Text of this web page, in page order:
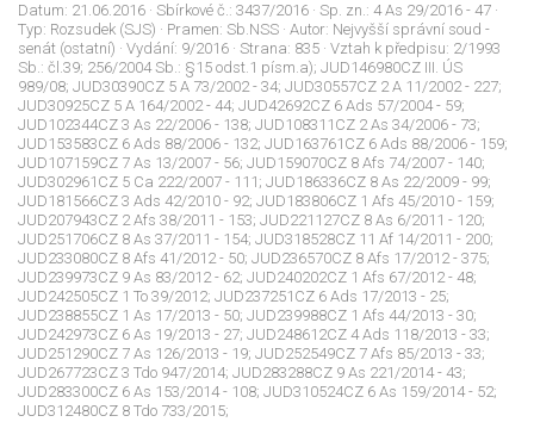
Datum: 21.06.2016 · Sbírkové č.: 3437/2016 · Sp. zn.: 4 As 29/2016 - 47 ·
Typ: Rozsudek (SJS) · Pramen: Sb.NSS · Autor: Nejvyšší správní soud -
senát (ostatní) · Vydání: 9/2016 · Strana: 835 · Vztah k předpisu: 2/1993
Sb.: čl.39; 256/2004 Sb.: §15 odst.1 písm.a); JUD146980CZ III. ÚS
989/08; JUD30390CZ 5 A 73/2002 - 34; JUD30557CZ 2 A 11/2002 - 227;
JUD30925CZ 5 A 164/2002 - 44; JUD42692CZ 6 Ads 57/2004 - 59;
JUD102344CZ 3 As 22/2006 - 138; JUD108311CZ 2 As 34/2006 - 73;
JUD153583CZ 6 Ads 88/2006 - 132; JUD163761CZ 6 Ads 88/2006 - 159;
JUD107159CZ 7 As 13/2007 - 56; JUD159070CZ 8 Afs 74/2007 - 140;
JUD302961CZ 5 Ca 222/2007 - 111; JUD186336CZ 8 As 22/2009 - 99;
JUD181566CZ 3 Ads 42/2010 - 92; JUD183806CZ 1 Afs 45/2010 - 159;
JUD207943CZ 2 Afs 38/2011 - 153; JUD221127CZ 8 As 6/2011 - 120;
JUD251706CZ 8 As 37/2011 - 154; JUD318528CZ 11 Af 14/2011 - 200;
JUD233080CZ 8 Afs 41/2012 - 50; JUD236570CZ 8 Afs 17/2012 - 375;
JUD239973CZ 9 As 83/2012 - 62; JUD240202CZ 1 Afs 67/2012 - 48;
JUD242505CZ 1 To 39/2012; JUD237251CZ 6 Ads 17/2013 - 25;
JUD238855CZ 1 As 17/2013 - 50; JUD239988CZ 1 Afs 44/2013 - 30;
JUD242973CZ 6 As 19/2013 - 27; JUD248612CZ 4 Ads 118/2013 - 33;
JUD251290CZ 7 As 126/2013 - 19; JUD252549CZ 7 Afs 85/2013 - 33;
JUD267723CZ 3 Tdo 947/2014; JUD283288CZ 9 As 221/2014 - 43;
JUD283300CZ 6 As 153/2014 - 108; JUD310524CZ 6 As 159/2014 - 52;
JUD312480CZ 8 Tdo 733/2015;